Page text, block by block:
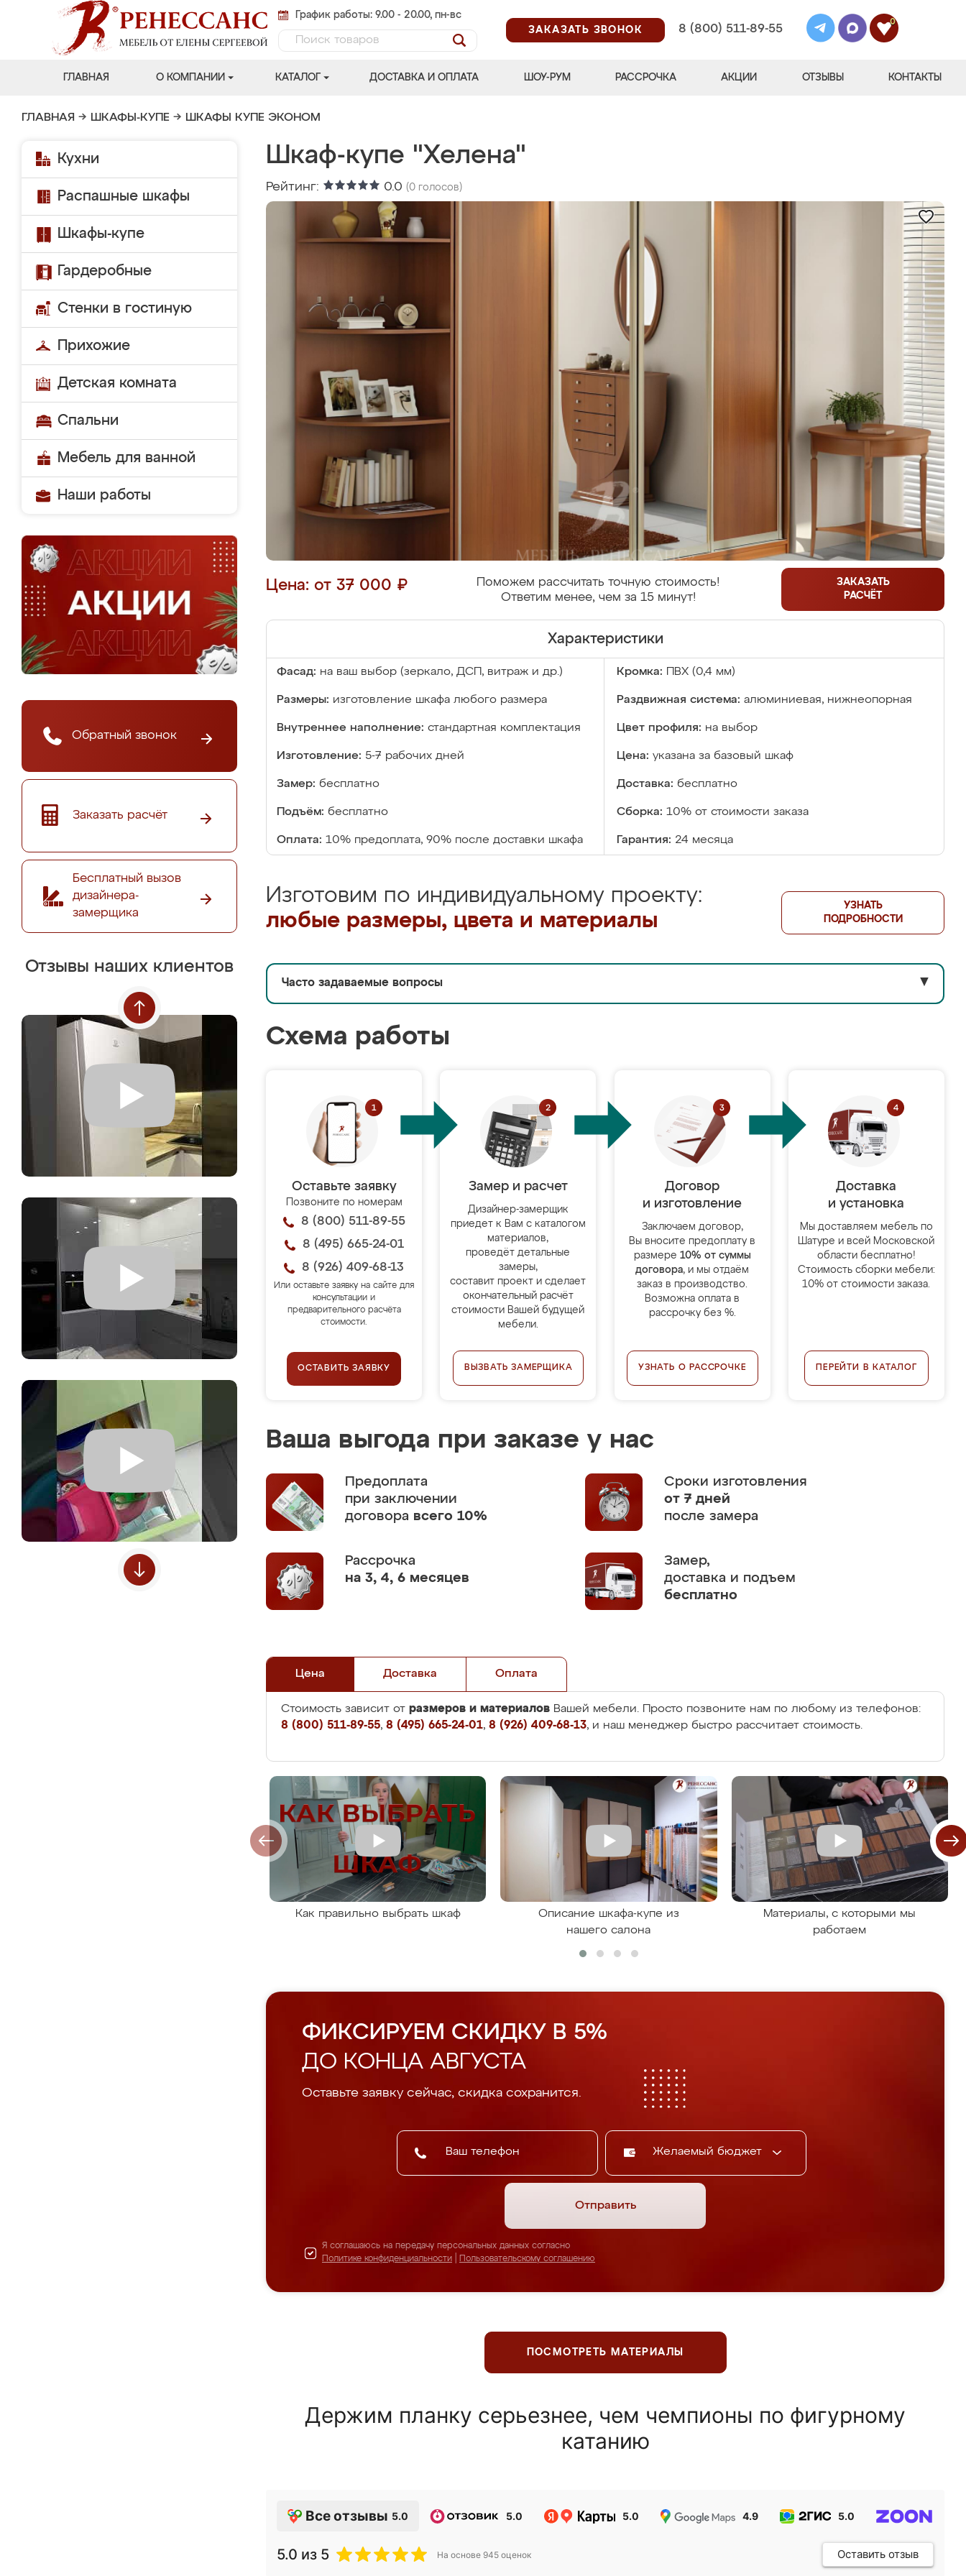
График работы: 9.00 - 20.00, пн-вс
ЗАКАЗАТЬ ЗВОНОК
8 (800) 511-89-55
0
ГЛАВНАЯ О КОМПАНИИ КАТАЛОГ ДОСТАВКА И ОПЛАТА ШОУ-РУМ РАССРОЧКА АКЦИИ ОТЗЫВЫ КОНТАКТЫ
ГЛАВНАЯ → ШКАФЫ-КУПЕ → ШКАФЫ КУПЕ ЭКОНОМ
Кухни
Распашные шкафы
Шкафы-купе
Гардеробные
Стенки в гостиную
Прихожие
Детская комната
Спальни
Мебель для ванной
Наши работы
Обратный звонок
Заказать расчёт
Бесплатный вызов
дизайнера-
замерщика
Отзывы наших клиентов
Шкаф-купе "Хелена"
Рейтинг: 0.0 (0 голосов)
Цена: от 37 000 ₽
Поможем рассчитать точную стоимость!
Ответим менее, чем за 15 минут!
ЗАКАЗАТЬ
РАСЧЁТ
Характеристики
Фасад: на ваш выбор (зеркало, ДСП, витраж и др.) Кромка: ПВХ (0,4 мм)
Размеры: изготовление шкафа любого размера Раздвижная система: алюминиевая, нижнеопорная
Внутреннее наполнение: стандартная комплектация Цвет профиля: на выбор
Изготовление: 5-7 рабочих дней Цена: указана за базовый шкаф
Замер: бесплатно Доставка: бесплатно
Подъём: бесплатно Сборка: 10% от стоимости заказа
Оплата: 10% предоплата, 90% после доставки шкафа Гарантия: 24 месяца
Изготовим по индивидуальному проекту:
любые размеры, цвета и материалы
УЗНАТЬ
ПОДРОБНОСТИ
Часто задаваемые вопросы ▼
Схема работы
Оставьте заявку
Позвоните по номерам
8 (800) 511-89-55
8 (495) 665-24-01
8 (926) 409-68-13
Или оставьте заявку на сайте для
консультации и
предварительного расчёта
стоимости.
ОСТАВИТЬ ЗАЯВКУ
Замер и расчет
Дизайнер-замерщик
приедет к Вам с каталогом
материалов,
проведёт детальные
замеры,
составит проект и сделает
окончательный расчёт
стоимости Вашей будущей
мебели.
ВЫЗВАТЬ ЗАМЕРЩИКА
Договор
и изготовление
Заключаем договор,
Вы вносите предоплату в
размере 10% от суммы
договора, и мы отдаём
заказ в производство.
Возможна оплата в
рассрочку без %.
УЗНАТЬ О РАССРОЧКЕ
Доставка
и установка
Мы доставляем мебель по
Шатуре и всей Московской
области бесплатно!
Стоимость сборки мебели:
10% от стоимости заказа.
ПЕРЕЙТИ В КАТАЛОГ
Ваша выгода при заказе у нас
Предоплата
при заключении
договора всего 10%
Сроки изготовления
от 7 дней
после замера
Рассрочка
на 3, 4, 6 месяцев
Замер,
доставка и подъем
бесплатно
Цена Доставка Оплата
Стоимость зависит от размеров и материалов Вашей мебели. Просто позвоните нам по любому из телефонов:
8 (800) 511-89-55, 8 (495) 665-24-01, 8 (926) 409-68-13, и наш менеджер быстро рассчитает стоимость.
Как правильно выбрать шкаф
Описание шкафа-купе из
нашего салона
Материалы, с которыми мы
работаем
ФИКСИРУЕМ СКИДКУ В 5%
ДО КОНЦА АВГУСТА
Оставьте заявку сейчас, скидка сохранится.
Желаемый бюджет
Отправить
Я соглашаюсь на передачу персональных данных согласно
Политике конфиденциальности
Пользовательскому соглашению
ПОСМОТРЕТЬ МАТЕРИАЛЫ
Держим планку серьезнее, чем чемпионы по фигурному
катанию
Все отзывы 5.0 5.0 5.0 4.9 5.0
5.0 из 5 На основе 945 оценок Оставить отзыв